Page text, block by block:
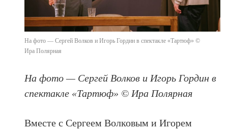
На фото — Сергей Волков и Игорь Гордин в спектакле «Тартюф» ©
Ира Полярная
На фото — Сергей Волков и Игорь Гордин в
спектакле «Тартюф» © Ира Полярная
Вместе с Сергеем Волковым и Игорем